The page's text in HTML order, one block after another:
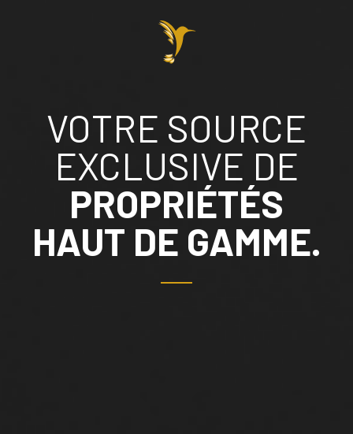
VOTRE SOURCE
EXCLUSIVE DE
PROPRIÉTÉS
HAUT DE GAMME.